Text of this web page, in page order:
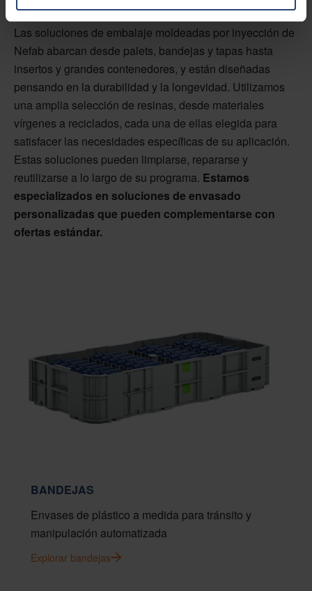
inyección personalizados de Nefab
Las soluciones de embalaje moldeadas por inyección de
Nefab abarcan desde palets, bandejas y tapas hasta
insertos y grandes contenedores, y están diseñadas
pensando en la durabilidad y la longevidad. Utilizamos
una amplia selección de resinas, desde materiales
vírgenes a reciclados, cada una de ellas elegida para
satisfacer las necesidades específicas de su aplicación.
Estas soluciones pueden limpiarse, repararse y
reutilizarse a lo largo de su programa. Estamos
especializados en soluciones de envasado
personalizadas que pueden complementarse con
ofertas estándar.
BANDEJAS
Envases de plástico a medida para tránsito y
manipulación automatizada
Explorar bandejas